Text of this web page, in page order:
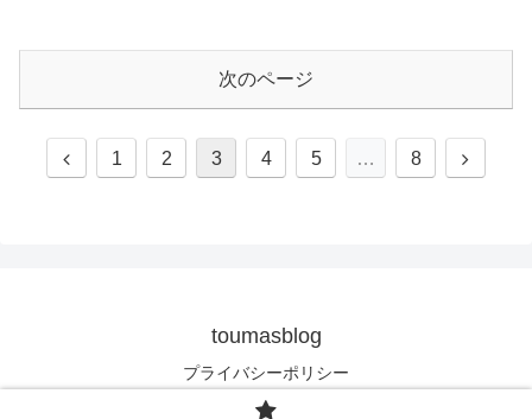
次のページ
前
1 2 3 4 5 … 8
次
toumasblog
プライバシーポリシー
© 2020-2026 toumasblog.